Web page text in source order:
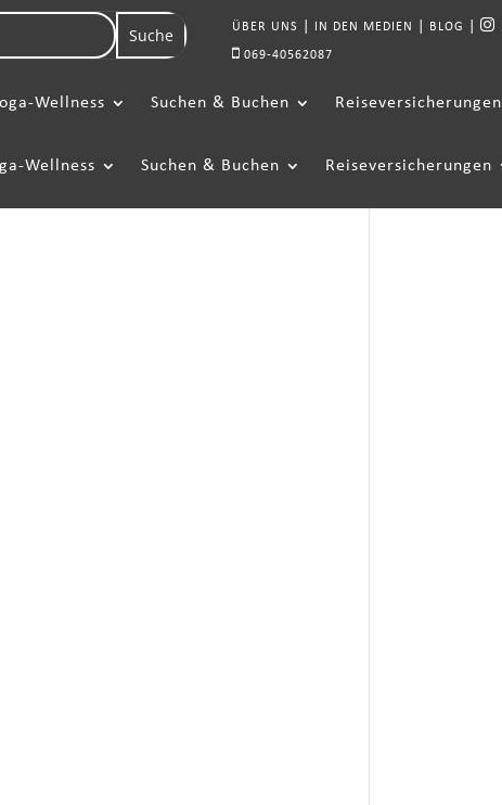
ÜBER UNS IN DEN MEDIEN BLOG
069-40562087
Wellness Suchen & Buchen Reiseversicherungen
Wellness Suchen & Buchen Reiseversicherungen